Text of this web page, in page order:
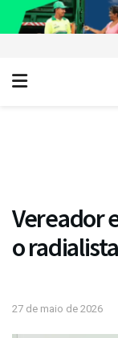
Vereador
o
27 de maio de 2026